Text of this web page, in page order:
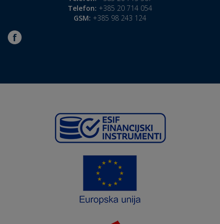
Telefon: +385 20 714 054
GSM: +385 98 243 124